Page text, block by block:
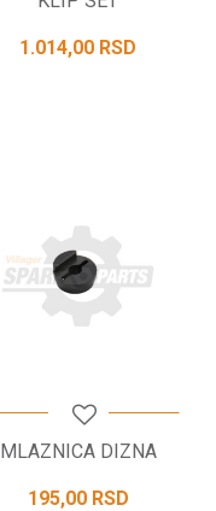
1.014,00 RSD
MLAZNICA DIZNA
195,00 RSD